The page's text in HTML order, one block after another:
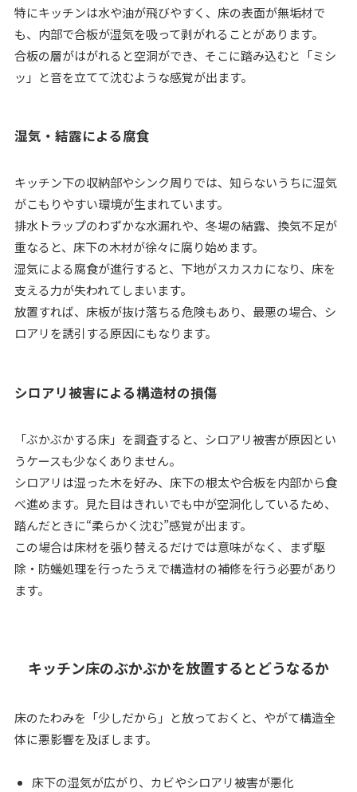
特にキッチンは水や油が飛びやすく、床の表面が無垢材で
も、内部で合板が湿気を吸って剥がれることがあります。
合板の層がはがれると空洞ができ、そこに踏み込むと「ミシ
ッ」と音を立てて沈むような感覚が出ます。
湿気・結露による腐食
キッチン下の収納部やシンク周りでは、知らないうちに湿気
がこもりやすい環境が生まれています。
排水トラップのわずかな水漏れや、冬場の結露、換気不足が
重なると、床下の木材が徐々に腐り始めます。
湿気による腐食が進行すると、下地がスカスカになり、床を
支える力が失われてしまいます。
放置すれば、床板が抜け落ちる危険もあり、最悪の場合、シ
ロアリを誘引する原因にもなります。
シロアリ被害による構造材の損傷
「ぶかぶかする床」を調査すると、シロアリ被害が原因とい
うケースも少なくありません。
シロアリは湿った木を好み、床下の根太や合板を内部から食
べ進めます。見た目はきれいでも中が空洞化しているため、
踏んだときに“柔らかく沈む”感覚が出ます。
この場合は床材を張り替えるだけでは意味がなく、まず駆
除・防蟻処理を行ったうえで構造材の補修を行う必要があり
ます。
キッチン床のぶかぶかを放置するとどうなるか
床のたわみを「少しだから」と放っておくと、やがて構造全
体に悪影響を及ぼします。
床下の湿気が広がり、カビやシロアリ被害が悪化